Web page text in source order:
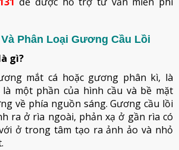
Phân Loại Gương Cầu Lồi
gì?
mắt cá hoặc gương phân kì, là
một phần của hình cầu và bề mặt
về phía nguồn sáng. Gương cầu lồi
ra ở rìa ngoài, phản xạ ở gần rìa có
ở trong tâm tạo ra ảnh ảo và nhỏ